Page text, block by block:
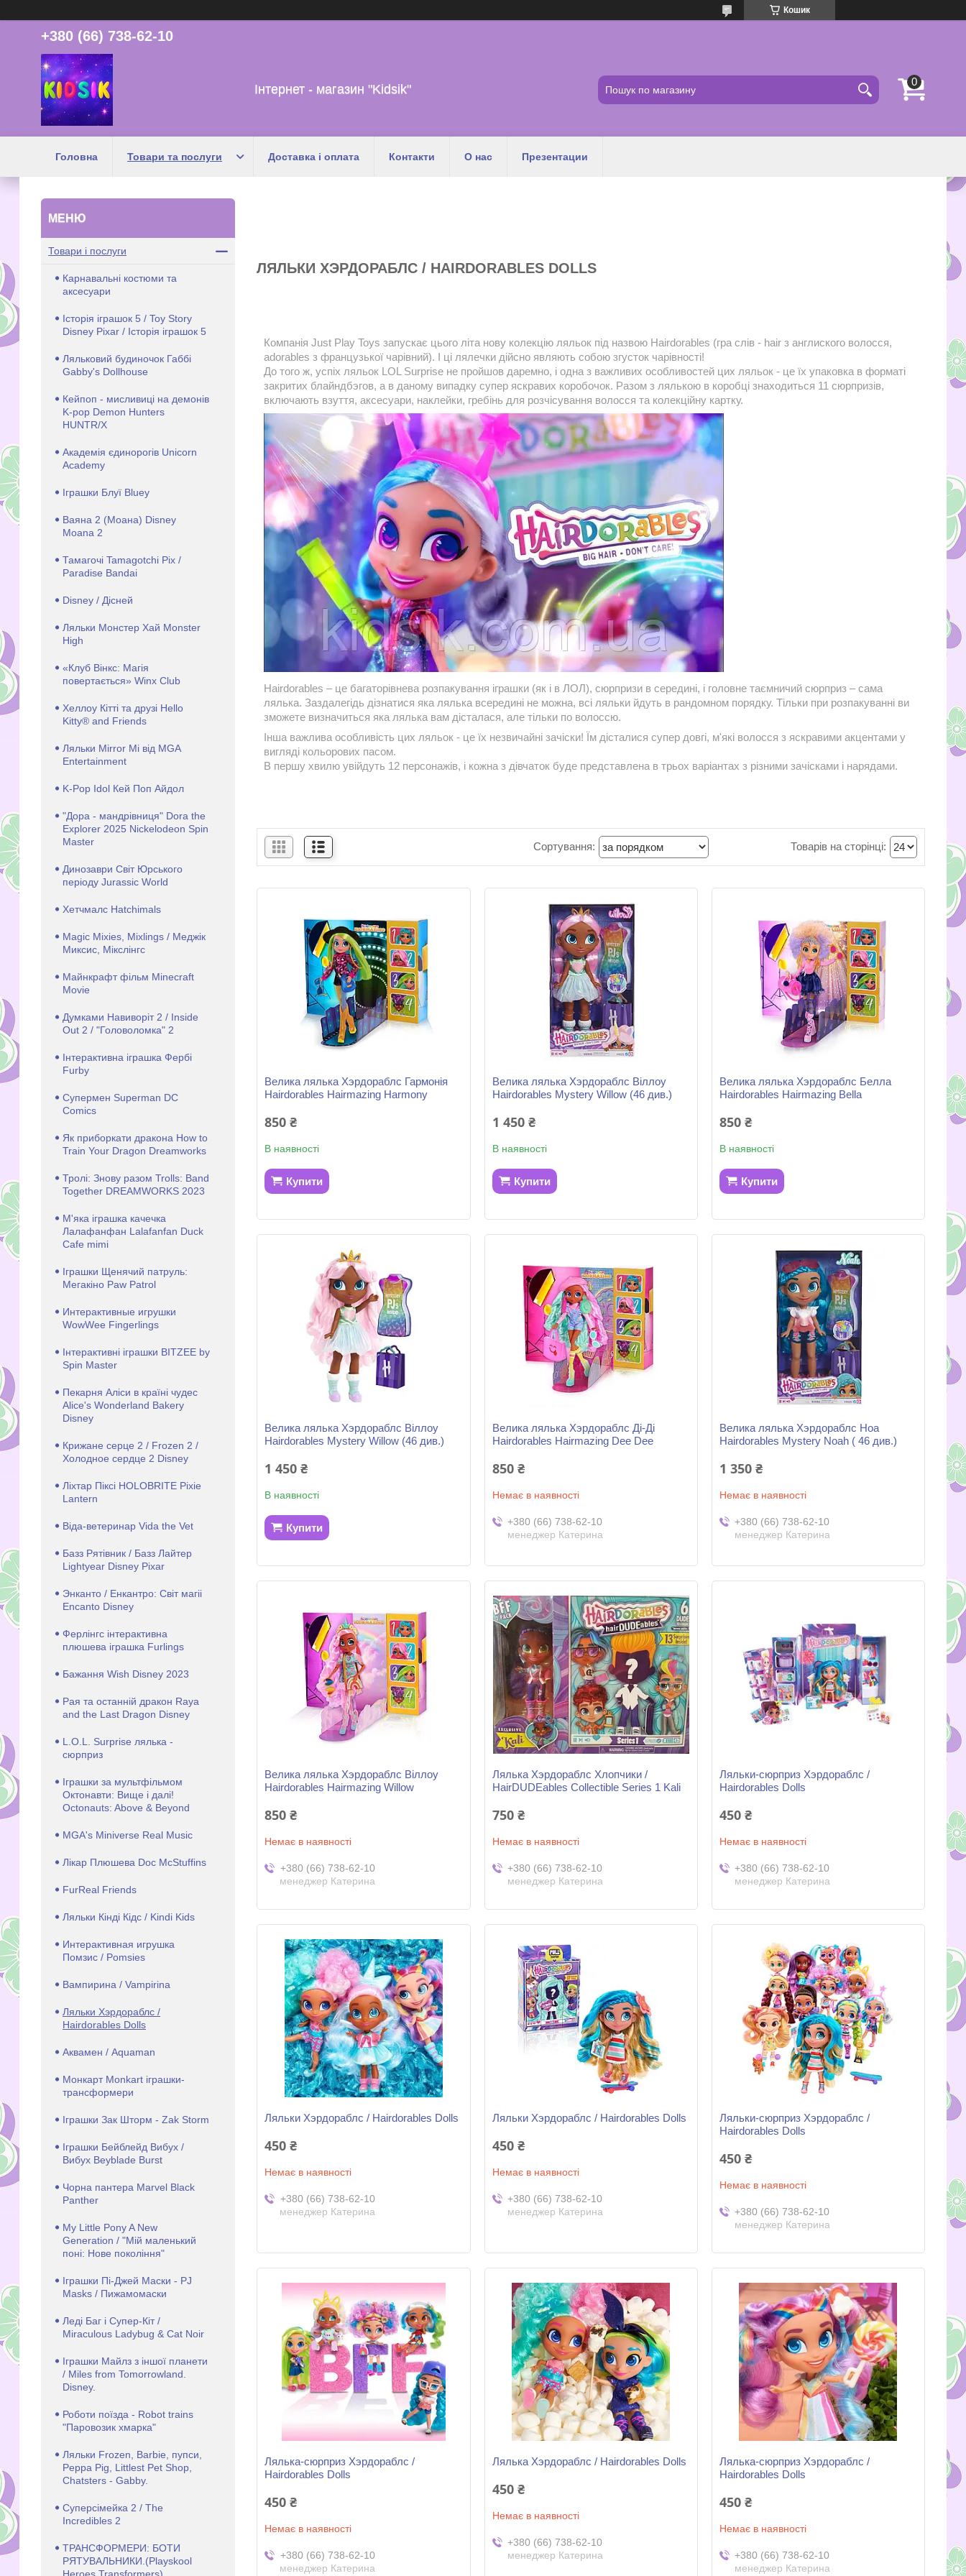
Кошик
+380 (66) 738-62-10
Інтернет - магазин "Kidsik"
Головна Товари та послуги Доставка і оплата Контакти О нас Презентации
ЛЯЛЬКИ ХЭРДОРАБЛС / HAIRDORABLES DOLLS
Компанія Just Play Toys запускає цього літа нову колекцію ляльок під назвою Hairdorables (гра слів - hair з англиского волосся,
adorables з французької чарівний). І ці лялечки дійсно являють собою згусток чарівності!
До того ж, успіх ляльок LOL Surprise не пройшов даремно, і одна з важливих особливостей цих ляльок - це їх упаковка в форматі
закритих блайндбэгов, а в даному випадку супер яскравих коробочок. Разом з лялькою в коробці знаходиться 11 сюрпризів,
включають взуття, аксесуари, наклейки, гребінь для розчісування волосся та колекційну картку.
Hairdorables – це багаторівнева розпакування іграшки (як і в ЛОЛ), сюрпризи в середині, і головне таємничий сюрприз – сама
лялька. Заздалегідь дізнатися яка лялька всередині не можна, всі ляльки йдуть в рандомном порядку. Тільки при розпакуванні ви
зможете визначиться яка лялька вам дісталася, але тільки по волоссю.
Інша важлива особливість цих ляльок - це їх незвичайні зачіски! Їм дісталися супер довгі, м'які волосся з яскравими акцентами у
вигляді кольорових пасом.
В першу хвилю увійдуть 12 персонажів, і кожна з дівчаток буде представлена в трьох варіантах з різними зачісками і нарядами.
Велика лялька Хэрдораблс Гармонія
Hairdorables Hairmazing Harmony
850 ₴
В наявності
Купити
Велика лялька Хэрдораблс Віллоу
Hairdorables Mystery Willow (46 див.)
1 450 ₴
В наявності
Купити
Велика лялька Хэрдораблс Белла
Hairdorables Hairmazing Bella
850 ₴
В наявності
Купити
Велика лялька Хэрдораблс Віллоу
Hairdorables Mystery Willow (46 див.)
1 450 ₴
В наявності
Купити
Велика лялька Хэрдораблс Ді-Ді
Hairdorables Hairmazing Dee Dee
850 ₴
Немає в наявності
+380 (66) 738-62-10
менеджер Катерина
Велика лялька Хэрдораблс Ноа
Hairdorables Mystery Noah ( 46 див.)
1 350 ₴
Немає в наявності
+380 (66) 738-62-10
менеджер Катерина
Велика лялька Хэрдораблс Віллоу
Hairdorables Hairmazing Willow
850 ₴
Немає в наявності
+380 (66) 738-62-10
менеджер Катерина
Лялька Хэрдораблс Хлопчики /
HairDUDEables Collectible Series 1 Kali
750 ₴
Немає в наявності
+380 (66) 738-62-10
менеджер Катерина
Ляльки-сюрприз Хэрдораблс /
Hairdorables Dolls
450 ₴
Немає в наявності
+380 (66) 738-62-10
менеджер Катерина
Ляльки Хэрдораблс / Hairdorables Dolls
450 ₴
Немає в наявності
+380 (66) 738-62-10
менеджер Катерина
Ляльки Хэрдораблс / Hairdorables Dolls
450 ₴
Немає в наявності
+380 (66) 738-62-10
менеджер Катерина
Ляльки-сюрприз Хэрдораблс /
Hairdorables Dolls
450 ₴
Немає в наявності
+380 (66) 738-62-10
менеджер Катерина
Лялька-сюрприз Хэрдораблс /
Hairdorables Dolls
450 ₴
Немає в наявності
+380 (66) 738-62-10
менеджер Катерина
Лялька Хэрдораблс / Hairdorables Dolls
450 ₴
Немає в наявності
+380 (66) 738-62-10
менеджер Катерина
Лялька-сюрприз Хэрдораблс /
Hairdorables Dolls
450 ₴
Немає в наявності
+380 (66) 738-62-10
менеджер Катерина
Товари і послуги
Карнавальні костюми та
аксесуари
Історія іграшок 5 / Toy Story
Disney Pixar / Історія іграшок 5
Ляльковий будиночок Габбі
Gabby's Dollhouse
Кейпоп - мисливиці на демонів
K-pop Demon Hunters
HUNTR/X
Академія єдинорогів Unicorn
Academy
Іграшки Блуї Bluey
Ваяна 2 (Моана) Disney
Moana 2
Тамагочі Tamagotchi Pix /
Paradise Bandai
Disney / Дісней
Ляльки Монстер Хай Monster
High
«Клуб Вінкс: Магія
повертається» Winx Club
Хеллоу Кітті та друзі Hello
Kitty® and Friends
Ляльки Mirror Mi від MGA
Entertainment
K-Pop Idol Кей Поп Айдол
"Дора - мандрівниця" Dora the
Explorer 2025 Nickelodeon Spin
Master
Динозаври Світ Юрського
періоду Jurassic World
Хетчмалс Hatchimals
Magic Mixies, Mixlings / Меджік
Миксис, Мікслінгс
Майнкрафт фільм Minecraft
Movie
Думками Навиворіт 2 / Inside
Out 2 / "Головоломка" 2
Інтерактивна іграшка Фербі
Furby
Супермен Superman DC
Comics
Як приборкати дракона How to
Train Your Dragon Dreamworks
Тролі: Знову разом Trolls: Band
Together DREAMWORKS 2023
М'яка іграшка качечка
Лалафанфан Lalafanfan Duck
Cafe mimi
Іграшки Щенячий патруль:
Мегакіно Paw Patrol
Интерактивные игрушки
WowWee Fingerlings
Інтерактивні іграшки BITZEE by
Spin Master
Пекарня Аліси в країні чудес
Alice's Wonderland Bakery
Disney
Крижане серце 2 / Frozen 2 /
Холодное сердце 2 Disney
Ліхтар Піксі HOLOBRITE Pixie
Lantern
Віда-ветеринар Vida the Vet
Базз Рятівник / Базз Лайтер
Lightyear Disney Pixar
Энканто / Енкантро: Світ магіі
Encanto Disney
Ферлінгс інтерактивна
плюшева іграшка Furlings
Бажання Wish Disney 2023
Рая та останній дракон Raya
and the Last Dragon Disney
L.O.L. Surprise лялька -
сюрприз
Іграшки за мультфільмом
Октонавти: Вище і далі!
Octonauts: Above & Beyond
MGA's Miniverse Real Music
Лікар Плюшева Doc McStuffins
FurReal Friends
Ляльки Кінді Кідс / Kindi Kids
Интерактивная игрушка
Помзис / Pomsies
Вампирина / Vampirina
Ляльки Хэрдораблс /
Hairdorables Dolls
Аквамен / Aquaman
Монкарт Monkart іграшки-
трансформери
Іграшки Зак Шторм - Zak Storm
Іграшки Бейблейд Вибух /
Вибух Beyblade Burst
Чорна пантера Marvel Black
Panther
My Little Pony A New
Generation / "Мій маленький
поні: Нове покоління"
Іграшки Пі-Джей Маски - PJ
Masks / Пижамомаски
Леді Баг і Супер-Кіт /
Miraculous Ladybug & Cat Noir
Іграшки Майлз з іншої планети
/ Miles from Tomorrowland.
Disney.
Роботи поїзда - Robot trains
"Паровозик хмарка"
Ляльки Frozen, Barbie, пупси,
Peppa Pig, Littlest Pet Shop,
Chatsters - Gabby.
Суперсімейка 2 / The
Incredibles 2
ТРАНСФОРМЕРИ: БОТИ
РЯТУВАЛЬНИКИ.(Playskool
Heroes Transformers)